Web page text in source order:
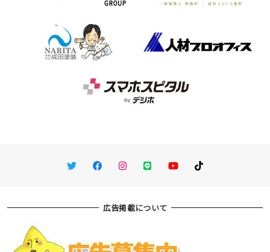
TwitterFacebookInstagram
LINE You TubeTikTok
広告掲載について